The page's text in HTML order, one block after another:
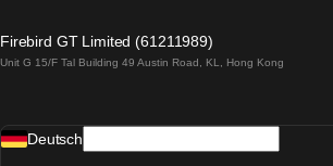
Züge von Lissabon nach Madrid
Firebird GT Limited (61211989)
Unit G 15/F Tal Building 49 Austin Road, KL, Hong Kong
Deutsch